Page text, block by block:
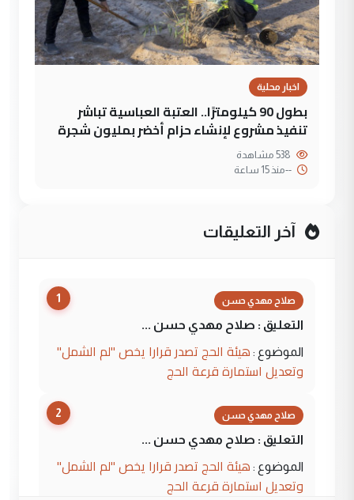
اخبار محلية
بطول 90 كيلومترًا.. العتبة العباسية تباشر
تنفيذ مشروع لإنشاء حزام أخضر بمليون شجرة
--منذ 15 ساعة
آخر التعليقات
1 صلاح مهدي حسن
التعليق : صلاح مهدي حسن ...
الموضوع : هيئة الحج تصدر قرارا يخص "لم الشمل"
وتعديل استمارة قرعة الحج
2 صلاح مهدي حسن
التعليق : صلاح مهدي حسن ...
الموضوع : هيئة الحج تصدر قرارا يخص "لم الشمل"
وتعديل استمارة قرعة الحج